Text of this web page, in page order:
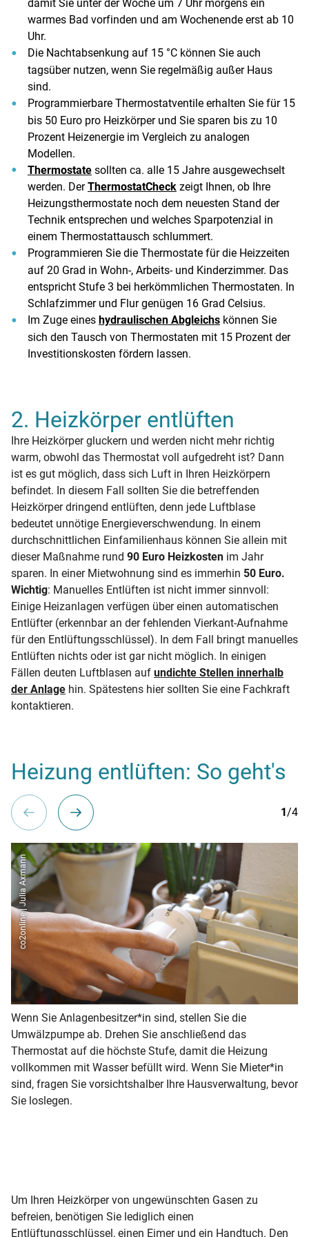
damit Sie unter der Woche um 7 Uhr morgens ein
warmes Bad vorfinden und am Wochenende erst ab 10
Uhr.
Die Nachtabsenkung auf 15 °C können Sie auch
tagsüber nutzen, wenn Sie regelmäßig außer Haus
sind.
Programmierbare Thermostatventile erhalten Sie für 15
bis 50 Euro pro Heizkörper und Sie sparen bis zu 10
Prozent Heizenergie im Vergleich zu analogen
Modellen.
Thermostate sollten ca. alle 15 Jahre ausgewechselt
werden. DerThermostatCheck zeigt Ihnen, ob Ihre
Heizungsthermostate noch dem neuesten Stand der
Technik entsprechen und welches Sparpotenzial in
einem Thermostattausch schlummert.
Programmieren Sie die Thermostate für die Heizzeiten
auf 20 Grad in Wohn-, Arbeits- und Kinderzimmer. Das
entspricht Stufe 3 bei herkömmlichen Thermostaten. In
Schlafzimmer und Flur genügen 16 Grad Celsius.
Im Zuge eines hydraulischen Abgleichs können Sie
sich den Tausch von Thermostaten mit 15 Prozent der
Investitionskosten fördern lassen.
2. Heizkörper entlüften
Ihre Heizkörper gluckern und werden nicht mehr richtig
warm, obwohl das Thermostat voll aufgedreht ist? Dann
ist es gut möglich, dass sich Luft in Ihren Heizkörpern
befindet. In diesem Fall sollten Sie die betreffenden
Heizkörper dringend entlüften, denn jede Luftblase
bedeutet unnötige Energieverschwendung. In einem
durchschnittlichen Einfamilienhaus können Sie allein mit
dieser Maßnahme rund 90 Euro Heizkosten im Jahr
sparen. In einer Mietwohnung sind es immerhin 50 Euro.
Wichtig: Manuelles Entlüften ist nicht immer sinnvoll:
Einige Heizanlagen verfügen über einen automatischen
Entlüfter (erkennbar an der fehlenden Vierkant-Aufnahme
für den Entlüftungsschlüssel). In dem Fall bringt manuelles
Entlüften nichts oder ist gar nicht möglich. In einigen
Fällen deuten Luftblasen auf undichte Stellen innerhalb
der Anlage hin. Spätestens hier sollten Sie eine Fachkraft
kontaktieren.
Heizung entlüften: So geht's
co2online | Julia Axmann
Wenn Sie Anlagenbesitzer*in sind, stellen Sie die
Umwälzpumpe ab. Drehen Sie anschließend das
Thermostat auf die höchste Stufe, damit die Heizung
vollkommen mit Wasser befüllt wird. Wenn Sie Mieter*in
sind, fragen Sie vorsichtshalber Ihre Hausverwaltung, bevor
Sie loslegen.
1/4
Um Ihren Heizkörper von ungewünschten Gasen zu
befreien, benötigen Sie lediglich einen
Entlüftungsschlüssel, einen Eimer und ein Handtuch. Den